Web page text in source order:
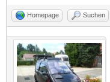
Homepage Suchen